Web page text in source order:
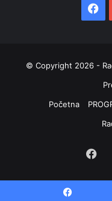
© Copyright 2026 -
Početna